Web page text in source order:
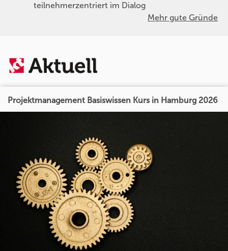
teilnehmerzentriert im Dialog
Mehr gute Gründe
Projektmanagement Basiswissen Kurs in Hamburg 2026